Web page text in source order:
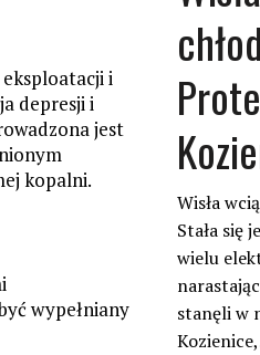
i
depresji i
jest
kopalni.
wypełniany
Wisła
Stała się
wielu
stanęli w